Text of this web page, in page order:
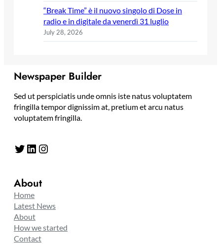
“Break Time” è il nuovo singolo di Dose in
radio e in digitale da venerdì 31 luglio
July 28, 2026
Newspaper Builder
Sed ut perspiciatis unde omnis iste natus voluptatem
fringilla tempor dignissim at, pretium et arcu natus
voluptatem fringilla.
Twitter LinkedIn Instagram
About
Home
Latest News
About
How we started
Contact